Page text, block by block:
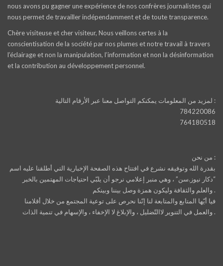
nous avons pu gagner une expérience de nos confrères journalistes qui
nous permet de travailler indépendamment et de toute transparence.
Chère visiteuse et cher visiteur, Nous veillons certes à la
conscientisation de la société par nos plumes et notre travail à travers
l’éclairage et non la manipulation, l’information et non la désinformation
et la contribution au développement personnel.
لمزيد من المعلومات يمكنكم التواصل معنا عبر الأرقام التالية :
784220086
764180518
من نحن :
بقدرة الله وتوفيقه نشرع في افتتاح هذه الصفحة الإخبارية التي أطلقنا عليه اسم
“دكار نيوز.سن” ، وهي منبر إعلامي نرجو أن يلبّي احتياجات المهتمين بالخبر
والعلم والثقافة وليكون همزة وصل بيننا وبينكم .
فيا أيّها المتابع والمتابعة لنا إنّنا نحرص على توعية المجتمع من خلال أقلامنا
والعمل في التنوير لاالتّضليل ، والإبلاغ لا الإخفاء ، والإسهام في تنمية الذات .